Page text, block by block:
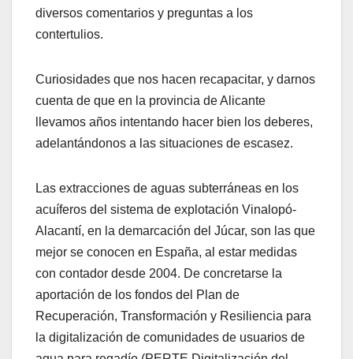
diversos comentarios y preguntas a los
contertulios.
Curiosidades que nos hacen recapacitar, y darnos
cuenta de que en la provincia de Alicante
llevamos años intentando hacer bien los deberes,
adelantándonos a las situaciones de escasez.
Las extracciones de aguas subterráneas en los
acuíferos del sistema de explotación Vinalopó-
Alacantí, en la demarcación del Júcar, son las que
mejor se conocen en España, al estar medidas
con contador desde 2004. De concretarse la
aportación de los fondos del Plan de
Recuperación, Transformación y Resiliencia para
la digitalización de comunidades de usuarios de